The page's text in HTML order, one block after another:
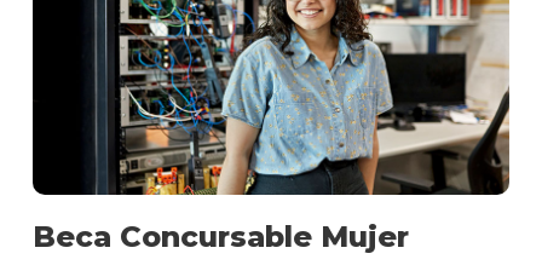
Beca Concursable Mujer